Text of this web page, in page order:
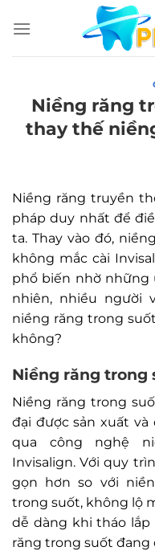
đến
Niềng răng
thay thế
Niềng răng truyền
pháp duy nhất để
ta. Thay vào đó,
không mắc cài
phổ biến nhờ những
nhiên, nhiều người
niềng răng trong
không?
Niềng răng trong
Niềng răng trong
đại được sản xuất
qua công nghệ
Invisalign. Với quy
gọn hơn so với
trong suốt, không lộ
dễ dàng khi tháo lắp
răng trong suốt